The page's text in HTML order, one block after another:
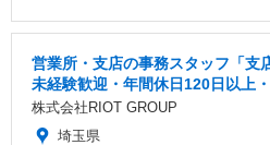
営業所・支店の事務スタッフ「支
未経験歓迎・年間休日120日以上
株式会社RIOT GROUP
埼玉県